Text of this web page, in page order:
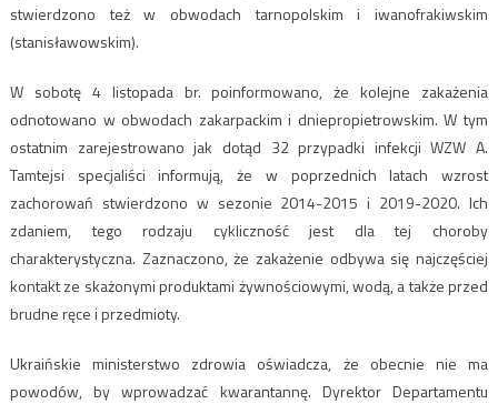
stwierdzono też w obwodach tarnopolskim i iwanofrakiwskim
(stanisławowskim).
W sobotę 4 listopada br. poinformowano, że kolejne zakażenia
odnotowano w obwodach zakarpackim i dniepropietrowskim. W tym
ostatnim zarejestrowano jak dotąd 32 przypadki infekcji WZW A.
Tamtejsi specjaliści informują, że w poprzednich latach wzrost
zachorowań stwierdzono w sezonie 2014-2015 i 2019-2020. Ich
zdaniem, tego rodzaju cykliczność jest dla tej choroby
charakterystyczna. Zaznaczono, że zakażenie odbywa się najczęściej
kontakt ze skażonymi produktami żywnościowymi, wodą, a także przed
brudne ręce i przedmioty.
Ukraińskie ministerstwo zdrowia oświadcza, że obecnie nie ma
powodów, by wprowadzać kwarantannę. Dyrektor Departamentu